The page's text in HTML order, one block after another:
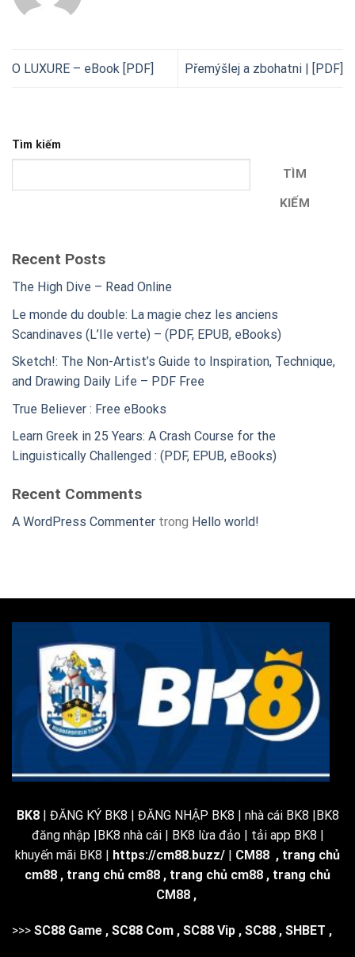
O LUXURE – eBook [PDF] Přemýšlej a zbohatni | [PDF]
Tìm kiếm
TÌM
KIẾM
Recent Posts
The High Dive – Read Online
Le monde du double: La magie chez les anciens
Scandinaves (L’Ile verte) – (PDF, EPUB, eBooks)
Sketch!: The Non-Artist’s Guide to Inspiration, Technique,
and Drawing Daily Life – PDF Free
True Believer : Free eBooks
Learn Greek in 25 Years: A Crash Course for the
Linguistically Challenged : (PDF, EPUB, eBooks)
Recent Comments
A WordPress Commenter trong Hello world!
BK8| ĐĂNG KÝ BK8 | ĐĂNG NHẬP BK8 | nhà cái BK8 |BK8
đăng nhập |BK8 nhà cái | BK8 lừa đảo | tải app BK8 |
khuyến mãi BK8 | https://cm88.buzz/ | CM88 , trang chủ
cm88 , trang chủ cm88 , trang chủ cm88 , trang chủ
CM88,
>>> SC88 Game , SC88 Com , SC88 Vip , SC88 , SHBET ,